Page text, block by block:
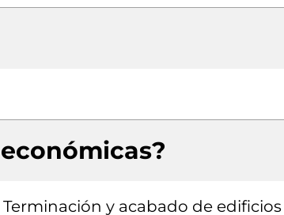
y acabado de edificios